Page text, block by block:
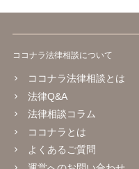
ココナラ法律相談について
ココナラ法律相談とは
法律Q&A
法律相談コラム
ココナラとは
よくあるご質問